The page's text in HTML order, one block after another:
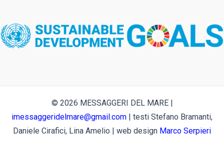
© 2026 MESSAGGERI DEL MARE |
imessaggeridelmare@gmail.com | testi Stefano Bramanti,
Daniele Cirafici, Lina Amelio | web design Marco Serpieri